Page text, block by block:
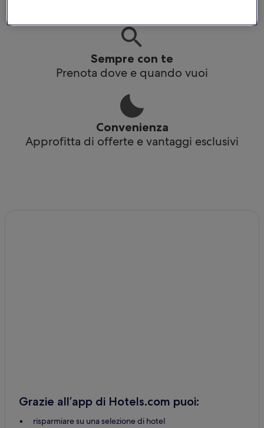
Sempre con te
Prenota dove e quando vuoi
Convenienza
Approfitta di offerte e vantaggi esclusivi
Grazie all’app di Hotels.com puoi:
risparmiare su una selezione di hotel